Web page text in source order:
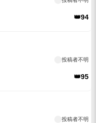
👑94
投稿者不明
👑95
投稿者不明